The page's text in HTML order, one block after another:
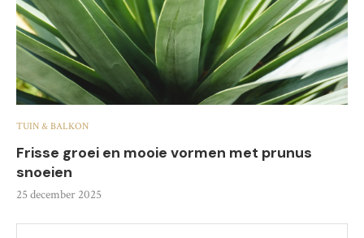
TUIN & BALKON
Frisse groei en mooie vormen met prunus
snoeien
25 december 2025